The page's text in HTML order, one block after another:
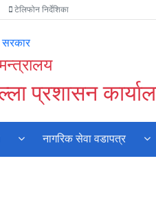
टेलिफोन निर्देशिका
प्रशासन
नागरिक सेवा वडापत्र